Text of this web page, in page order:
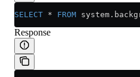
SELECT * FROM system .
Response